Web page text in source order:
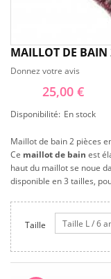
MAILLOT DE BAIN
Donnez votre avis
25,00 €
Disponibilité: En stock
Maillot de bain 2 pièces
Ce maillot de bain est
haut du maillot se noue
disponible en 3 tailles,
Taille Taille L / 6